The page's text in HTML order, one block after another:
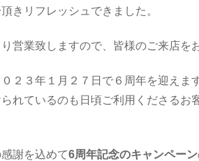
きリフレッシュできました。
営業致しますので、皆様のご来店を
２３年１月２７日で６周年を迎えます
れているのも日頃ご利用くださる
謝を込めて6周年記念のキャンペーン